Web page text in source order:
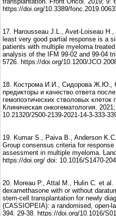
https://doi.org/10.3389/
17. Harousseau J.L., Avet-Loiseau
least very good partial response is a
patients with multiple myeloma
analysis of the IFM 99-02 and 99-04
5726. https://doi.org/10.1200/
18. Кострома И.И., Сидорова
предикторы и качество ответа
гемопоэтических стволовых
Клиническая онкогематология.
10.21320/2500-2139-2021-14-3-333-
19. Kumar S., Paiva B., Anderson
Group consensus criteria for
assessment in multiple myeloma.
https://doi.org/ doi: 10.1016/S1470-
20. Moreau P., Attal M., Hulin C. et
dexamethasone with or without
stem-cell transplantation for newly
(CASSIOPEIA): a randomised, open-
394: 29-38. https://doi.org/10.1016/